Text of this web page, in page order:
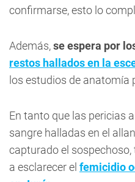
confirmarse, esto lo
Además,se espera por
restos hallados en la
los estudios de anatomía
En tanto que las pericias
sangre halladas en el
capturado el
a esclarecer el femicidio